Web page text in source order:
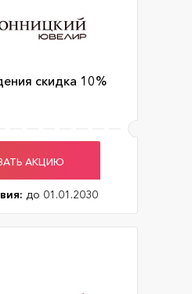
скидка 10%
АКЦИЮ
до 01.01.2030